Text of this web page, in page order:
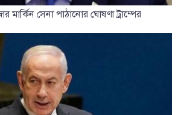
সেনা পাঠানোর ঘোষণা ট্রাম্পের